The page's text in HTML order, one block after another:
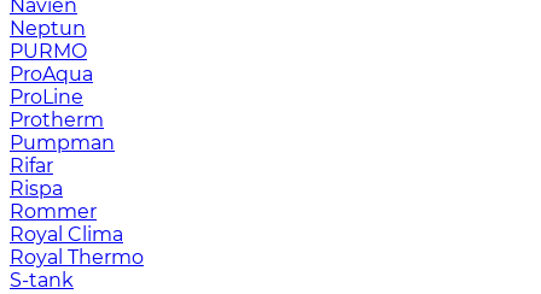
Navien
Neptun
PURMO
ProAqua
ProLine
Protherm
Pumpman
Rifar
Rispa
Rommer
Royal Clima
Royal Thermo
S-tank